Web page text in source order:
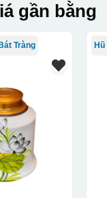
gần bằng
Tràng